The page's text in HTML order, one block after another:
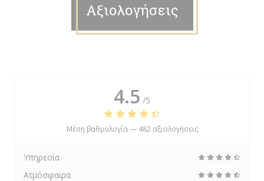
Αξιολογήσεις
4.5 /5
Μέση βαθμολογία — 482 αξιολογήσεις
Υπηρεσία
Ατμόσφαιρα